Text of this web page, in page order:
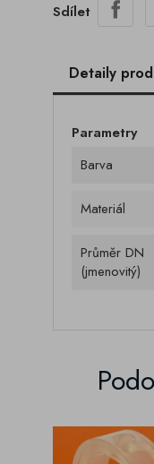
Sdílet
Detaily
Parametry
Barva
Materiál
Průměr DN
(jmenovitý)